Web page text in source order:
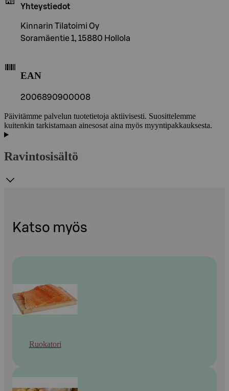
Yhteystiedot
Kinnarin Tilatoimi Oy
Soramäentie 1, 15880 Hollola
EAN
2006890900008
Päivitämme palvelun tuotetietoja aktiivisesti. Suosittelemme
kuitenkin tarkistamaan ainesosat aina myös myyntipakkauksesta.
Ravintosisältö
Katso myös
Ruokatori